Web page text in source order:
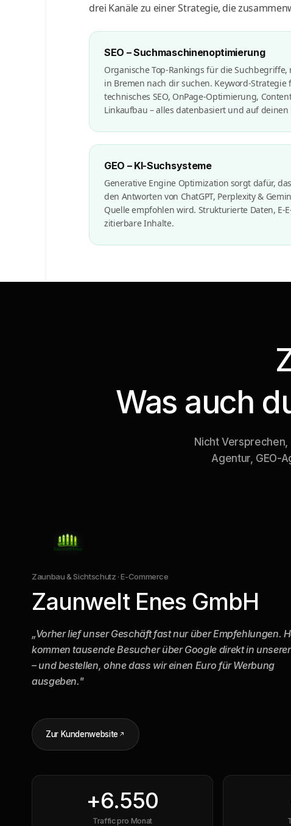
drei Kanäle zu einer Strategie, die
SEO – Suchmaschinenoptimierung
Organische Top-Rankings für die
in Bremen nach dir suchen. Keyword-
technisches SEO, OnPage-Optimierung,
Linkaufbau – alles datenbasiert und auf
GEO – KI-Suchsysteme
Generative Engine Optimization sorgt dafür,
den Antworten von ChatGPT, Perplexity &
Quelle empfohlen wird. Strukturierte Daten, E-
zitierbare Inhalte.
Was auch
Nicht
Agentur, GEO-
Zaunbau & Sichtschutz · E-Commerce
Zaunwelt Enes GmbH
„Vorher lief unser Geschäft fast nur über Empfehlungen.
kommen tausende Besucher über Google direkt in
– und bestellen, ohne dass wir einen Euro für Werbung
ausgeben."
Zur Kundenwebsite
+6.550
Traffic pro Monat